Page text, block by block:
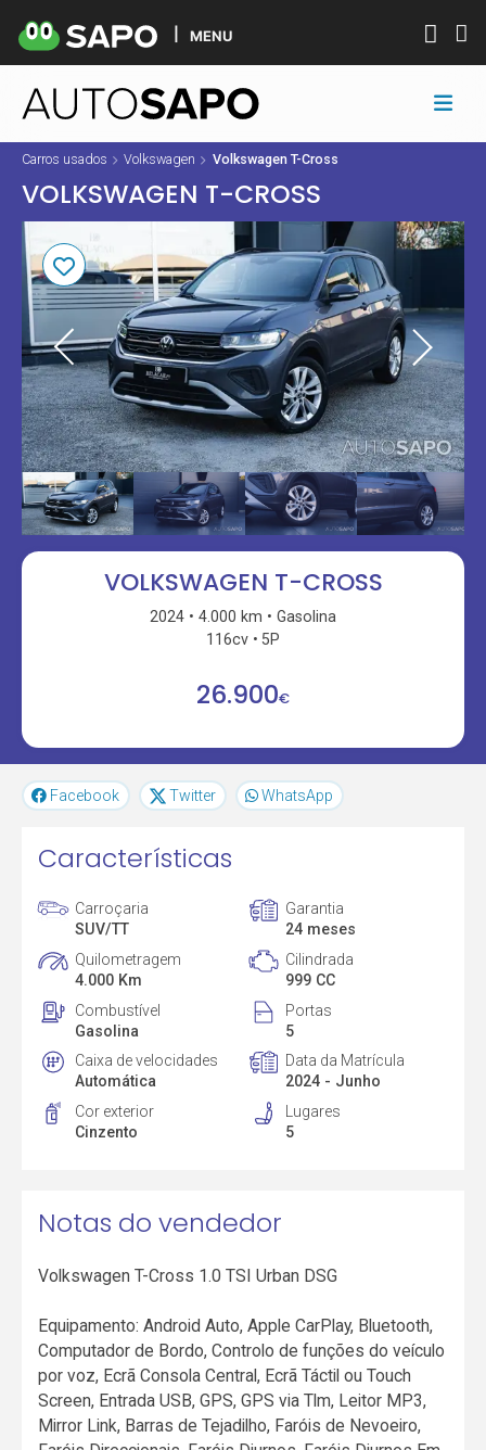
MENU
Carros usados Volkswagen Volkswagen T-Cross
VOLKSWAGEN T-CROSS
VOLKSWAGEN T-CROSS
2024 4.000 km
Gasolina
116cv
5P
26.900€
Facebook Twitter WhatsApp
Características
Carroçaria
SUV/TT
Garantia
24 meses
Quilometragem
4.000 Km
Cilindrada
999 CC
Combustível
Gasolina
Portas
5
Caixa de velocidades
Automática
Data da Matrícula
2024 - Junho
Cor exterior
Cinzento
Lugares
5
Notas do vendedor
Volkswagen T-Cross 1.0 TSI Urban DSG
Equipamento: Android Auto, Apple CarPlay, Bluetooth,
Computador de Bordo, Controlo de funções do veículo
por voz, Ecrã Consola Central, Ecrã Táctil ou Touch
Screen, Entrada USB, GPS, GPS via Tlm, Leitor MP3,
Mirror Link, Barras de Tejadilho, Faróis de Nevoeiro,